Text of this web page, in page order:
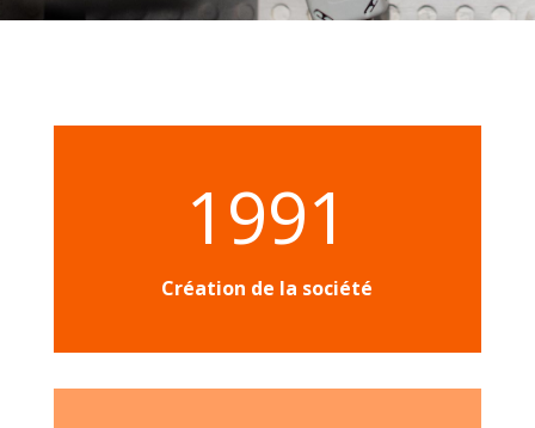
1991
Création de la société